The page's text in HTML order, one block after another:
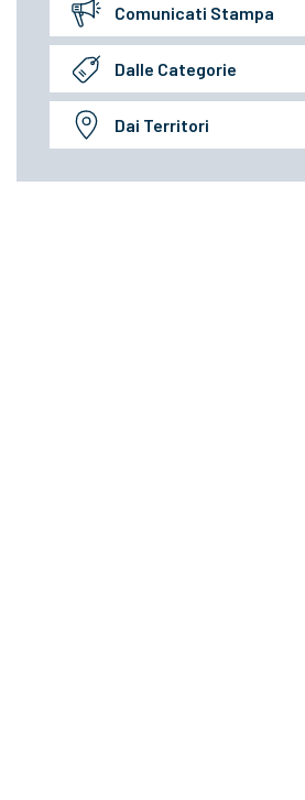
Comunicati Stampa
Dalle Categorie
Dai Territori